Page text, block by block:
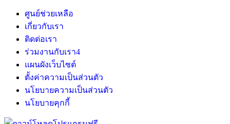
ศูนย์ช่วยเหลือ
เกี่ยวกับเรา
ติดต่อเรา
ร่วมงานกับเรา4
แผนผังเว็บไซต์
ตั้งค่าความเป็นส่วนตัว
นโยบายความเป็นส่วนตัว
นโยบายคุกกี้